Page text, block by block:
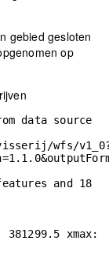
gebied gesloten
op
data source
wfs/
and 18
xmax: